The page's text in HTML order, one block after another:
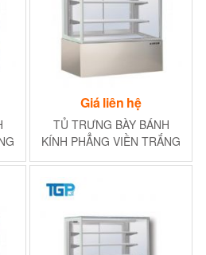
Giá liên hệ
TỦ TRƯNG BÀY BÁNH
KÍNH PHẲNG VIỀN TRẮNG
1200MM (2NGĂN)